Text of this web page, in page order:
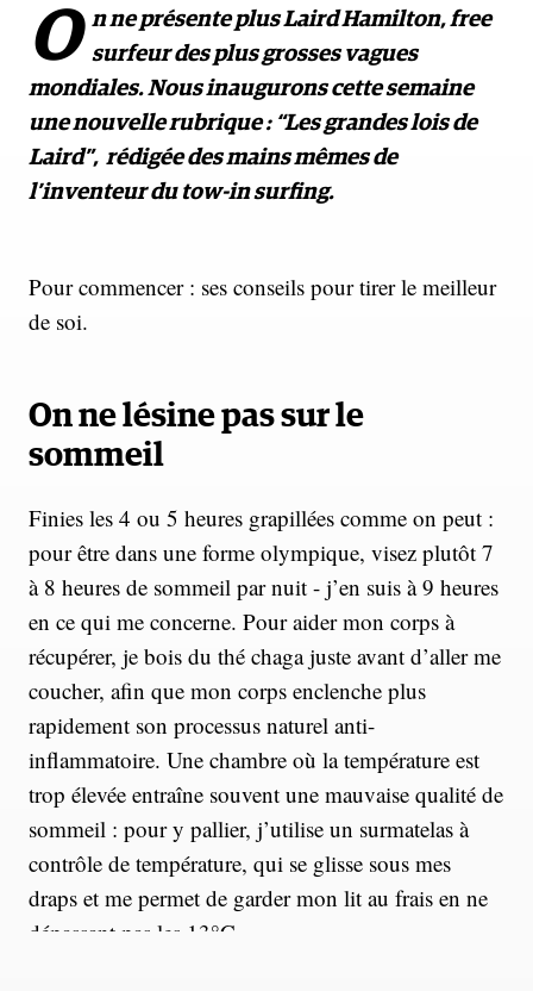
O n ne présente plus Laird Hamilton, free
surfeur des plus grosses vagues
mondiales. Nous inaugurons cette semaine
une nouvelle rubrique : “Les grandes lois de
Laird”, rédigée des mains mêmes de
l’inventeur du tow-in surfing.
Pour commencer : ses conseils pour tirer le meilleur
de soi.
On ne lésine pas sur le
sommeil
Finies les 4 ou 5 heures grapillées comme on peut :
pour être dans une forme olympique, visez plutôt 7
à 8 heures de sommeil par nuit - j’en suis à 9 heures
en ce qui me concerne. Pour aider mon corps à
récupérer, je bois du thé chaga juste avant d’aller me
coucher, afin que mon corps enclenche plus
rapidement son processus naturel anti-
inflammatoire. Une chambre où la température est
trop élevée entraîne souvent une mauvaise qualité de
sommeil : pour y pallier, j’utilise un surmatelas à
contrôle de température, qui se glisse sous mes
draps et me permet de garder mon lit au frais en ne
dépassant pas les 13°C.